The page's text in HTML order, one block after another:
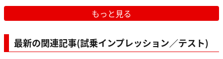
もっと見る
最新の関連記事(試乗インプレッション／テスト)